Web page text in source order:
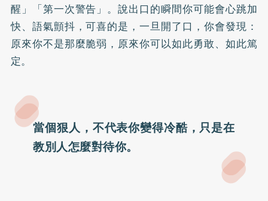
醒」「第一次警告」。說出口的瞬間你可能會心跳加
快、語氣顫抖，可喜的是，一旦開了口，你會發現：
原來你不是那麼脆弱，原來你可以如此勇敢、如此篤
定。
當個狠人，不代表你變得冷酷，只是在
教別人怎麼對待你。